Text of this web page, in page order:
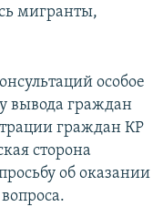
мигранты,
особое
вывода граждан
граждан КР
сторона
об оказании